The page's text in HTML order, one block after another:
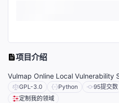
项目介绍
Vulmap Online Local Vulnerability
GPL-3.0 Python 95提交数
定制我的领域